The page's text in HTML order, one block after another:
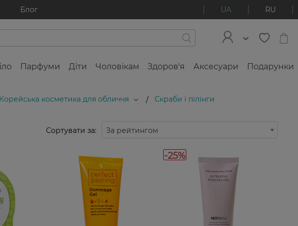
Блог UA RU
Парфуми Діти Чоловікам Здоров'я Аксесуари Подарунки
Корейська косметика для обличчя / Скраби і пілінги
Сортувати за: За рейтингом
-25%